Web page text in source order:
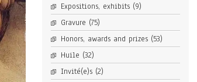
Expositions, exhibits(9)
Gravure (75)
Honors, awards and prizes(53)
Huile (32)
Invité(e)s(2)